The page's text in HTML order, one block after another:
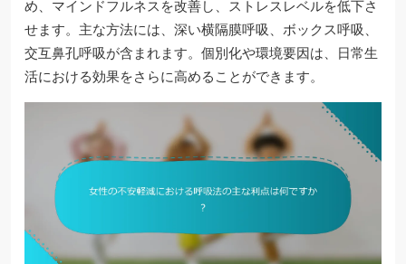
め、マインドフルネスを改善し、ストレスレベルを低下さ
せます。主な方法には、深い横隔膜呼吸、ボックス呼吸、
交互鼻孔呼吸が含まれます。個別化や環境要因は、日常生
活における効果をさらに高めることができます。